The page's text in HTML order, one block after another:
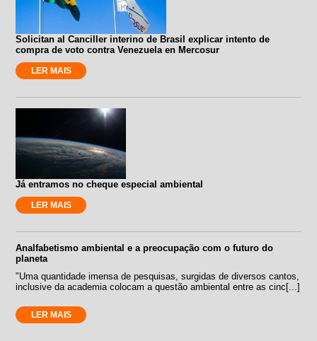
Solicitan al Canciller interino de Brasil explicar intento de
compra de voto contra Venezuela en Mercosur
LER MAIS
Já entramos no cheque especial ambiental
LER MAIS
Analfabetismo ambiental e a preocupação com o futuro do
planeta
"Uma quantidade imensa de pesquisas, surgidas de diversos cantos,
inclusive da academia colocam a questão ambiental entre as cinc[...]
LER MAIS